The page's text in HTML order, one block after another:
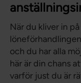
När du kliver in
och du har alla
här är din chans
varför just du är